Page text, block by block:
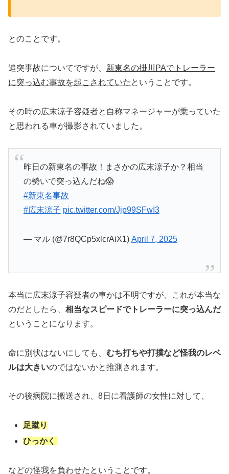
とのことです。
追突事故についてですが、 新東名の掛川PAでトレーラー
に突っ込む事故を起こされていた ということです。
その時の広末涼子容疑者と自称マネージャーが乗っていた
と思われる車が撮影されていました。
昨日の新東名の事故！まさかの広末涼子か？相当
の勢いで突っ込んだね😱
#新東名事故
#広末涼子 pic.twitter.com/Jjp99SFwI3
— マル (@7r8QCp5xlcrAiX1) April 7, 2025
本当に広末涼子容疑者の車かは不明ですが、これが本当な
のだとしたら、 相当なスピードでトレーラーに突っ込んだ
ということになります。
命に別状はないにしても、 むち打ちや打撲など怪我のレベ
ルは大きいのではないかと推測されます。
その後病院に搬送され、8日に看護師の女性に対して、
足蹴り
ひっかく
などの怪我を負わせたということです。